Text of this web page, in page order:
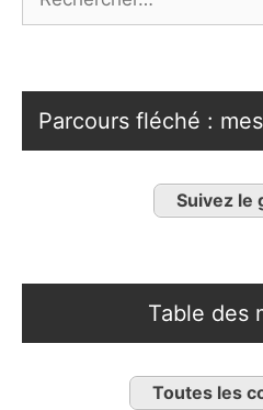
Parcours fléché :
Suivez le
Table des
Toutes les